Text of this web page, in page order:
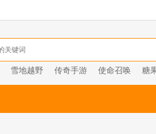
雪地越野 传奇手游 使命召唤 糖